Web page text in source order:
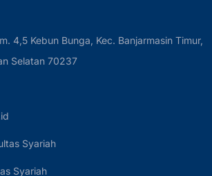
4,5 Kebun Bunga, Kec. Banjarmasin Timur,
Selatan 70237
Syariah
Syariah